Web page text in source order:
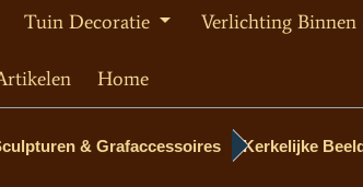
Tuin Decoratie Verlichting
Home
& Grafaccessoires Kerkelijke